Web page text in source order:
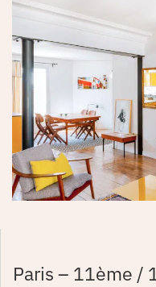
Paris – 11ème /